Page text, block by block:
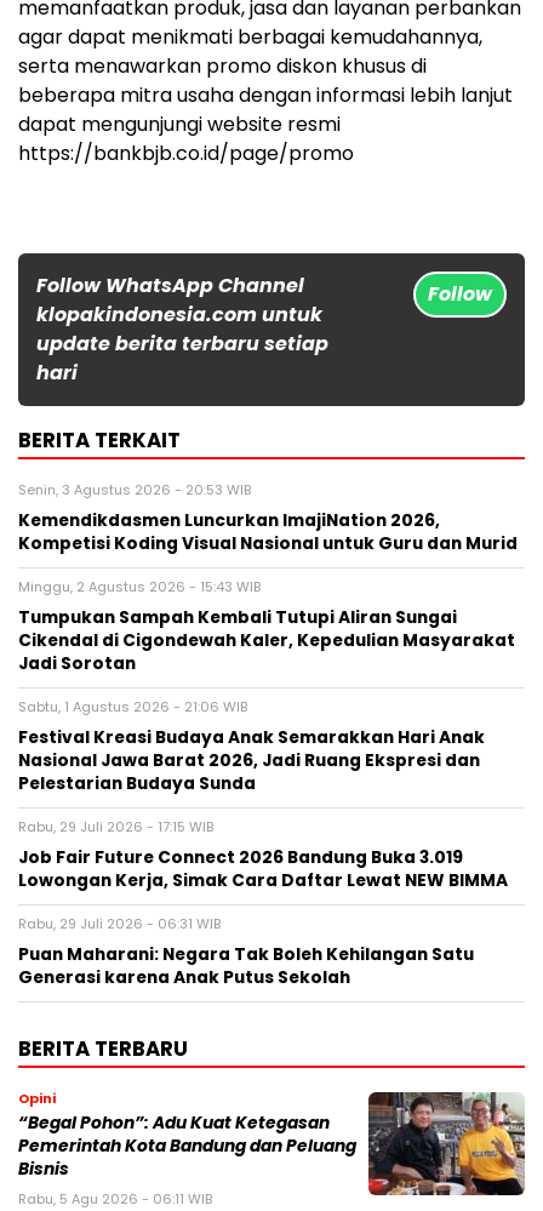
memanfaatkan produk, jasa dan layanan perbankan
agar dapat menikmati berbagai kemudahannya,
serta menawarkan promo diskon khusus di
beberapa mitra usaha dengan informasi lebih lanjut
dapat mengunjungi website resmi
https://bankbjb.co.id/page/promo
Follow WhatsApp Channel
klopakindonesia.com untuk
update berita terbaru setiap
hari
Follow
BERITA TERKAIT
Senin, 3 Agustus 2026 - 20:53 WIB
Kemendikdasmen Luncurkan ImajiNation 2026,
Kompetisi Koding Visual Nasional untuk Guru dan Murid
Minggu, 2 Agustus 2026 - 15:43 WIB
Tumpukan Sampah Kembali Tutupi Aliran Sungai
Cikendal di Cigondewah Kaler, Kepedulian Masyarakat
Jadi Sorotan
Sabtu, 1 Agustus 2026 - 21:06 WIB
Festival Kreasi Budaya Anak Semarakkan Hari Anak
Nasional Jawa Barat 2026, Jadi Ruang Ekspresi dan
Pelestarian Budaya Sunda
Rabu, 29 Juli 2026 - 17:15 WIB
Job Fair Future Connect 2026 Bandung Buka 3.019
Lowongan Kerja, Simak Cara Daftar Lewat NEW BIMMA
Rabu, 29 Juli 2026 - 06:31 WIB
Puan Maharani: Negara Tak Boleh Kehilangan Satu
Generasi karena Anak Putus Sekolah
BERITA TERBARU
Opini
“Begal Pohon”: Adu Kuat Ketegasan
Pemerintah Kota Bandung dan Peluang
Bisnis
Rabu, 5 Agu 2026 - 06:11 WIB